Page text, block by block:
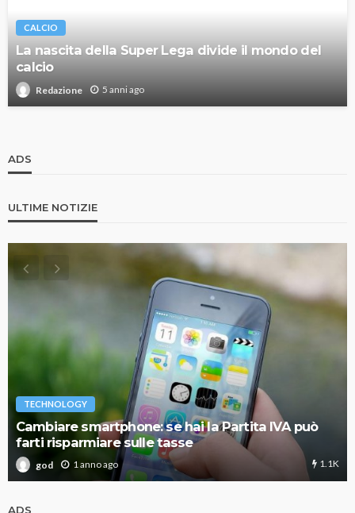
CALCIO
La nascita della Super Lega divide il mondo del
calcio
Redazione 5 anni ago
ADS
ULTIME NOTIZIE
TECHNOLOGY
Cambiare smartphone: se hai la Partita IVA può
farti risparmiare sulle tasse
god 1 anno ago 1.1K
ADS